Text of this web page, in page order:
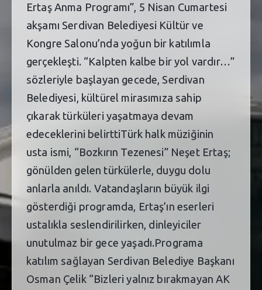
Ertaş Anma Programı”, 5 Nisan Cumartesi
akşamı Serdivan Belediyesi Kültür ve
Kongre Salonu’nda yoğun bir katılımla
gerçekleşti. “Kalpten kalbe bir yol vardır…”
sözleriyle başlayan gecede, Serdivan
Belediyesi, kültürel mirasımıza sahip
çıkarak türküleri yaşatmaya devam
edeceklerini belirttiTürk halk müziğinin
usta ismi, “Bozkırın Tezenesi” Neşet Ertaş;
gönülden gelen türkülerle, duygu dolu
anlarla anıldı. Vatandaşların büyük ilgi
gösterdiği programda, Ertaş’ın eserleri
ustalıkla seslendirilirken, dinleyiciler
unutulmaz bir gece yaşadı.Programa
katılım sağlayan Serdivan Belediye Başkanı
Osman Çelik “Bizleri yalnız bırakmayan AK